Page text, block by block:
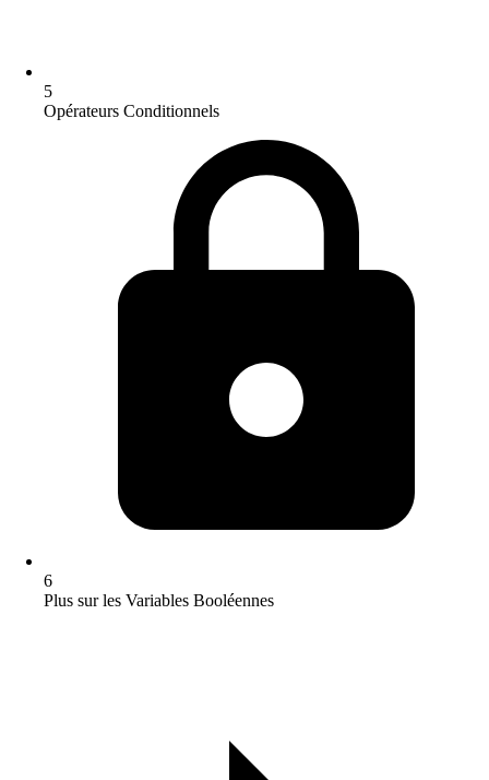
5
Opérateurs Conditionnels
6
Plus sur les Variables Booléennes